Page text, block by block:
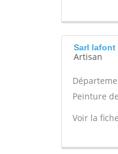
Sarl lafont
Artisan
Peinture
Voir la